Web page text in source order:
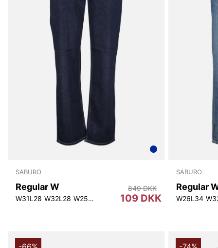
SABURO
Regular W
W31L28 W32L28 W25L30 W26L30 W27L30 W28L30 W31L30
109 DKK
849 DKK
SABURO
Regular
W26L34